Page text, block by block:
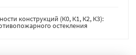
конструкций (К0, К1, К2, К3):
остекления